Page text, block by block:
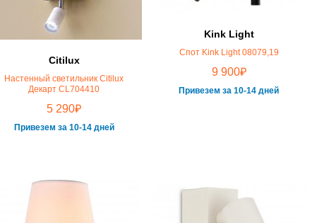
Citilux
Настенный светильник Citilux
Декарт CL704410
5 290₽
Привезем за 10-14 дней
Kink Light
Спот Kink Light 08079,19
9 900₽
Привезем за 10-14 дней